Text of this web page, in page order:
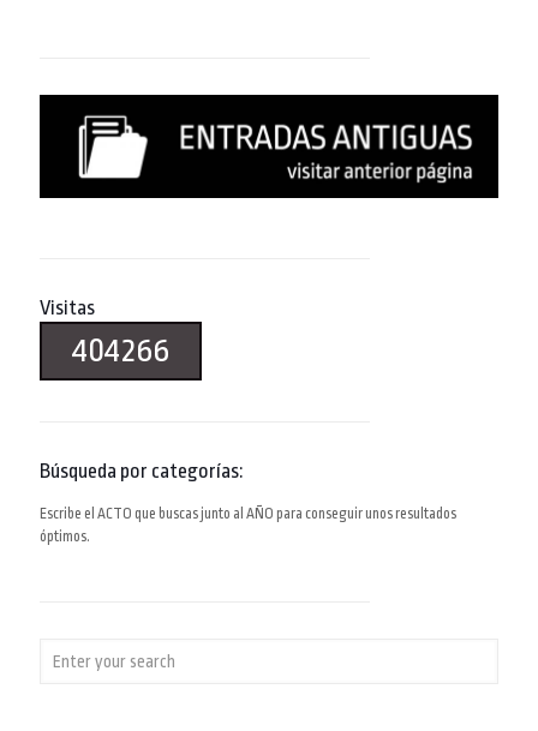
Visitas
404266
Búsqueda por categorías:
Escribe el ACTO que buscas junto al AÑO para conseguir unos resultados
óptimos.